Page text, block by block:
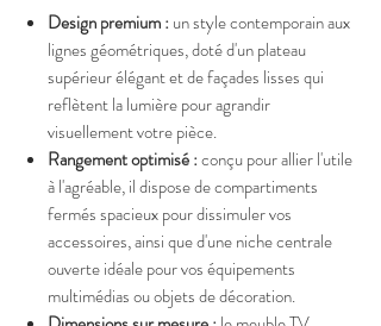
Design premium : un style contemporain aux
lignes géométriques, doté d'un plateau
supérieur élégant et de façades lisses qui
reflètent la lumière pour agrandir
visuellement votre pièce.
Rangement optimisé :conçu pour allier l'utile
à l'agréable, il dispose de compartiments
fermés spacieux pour dissimuler vos
accessoires, ainsi que d'une niche centrale
ouverte idéale pour vos équipements
multimédias ou objets de décoration.